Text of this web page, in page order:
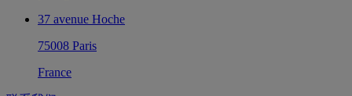
37 avenue Hoche
75008 Paris
France